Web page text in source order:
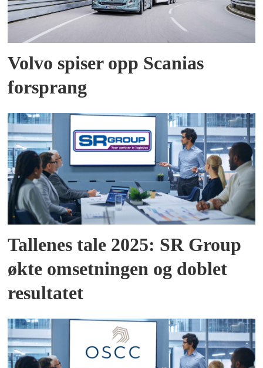
Volvo spiser opp Scanias
forsprang
Tallenes tale 2025: SR Group
økte omsetningen og doblet
resultatet